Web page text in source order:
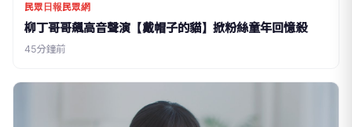
民眾日報民眾網
柳丁哥哥飆高音聲演【戴帽子的貓】掀粉絲童年回憶殺
45分鐘前